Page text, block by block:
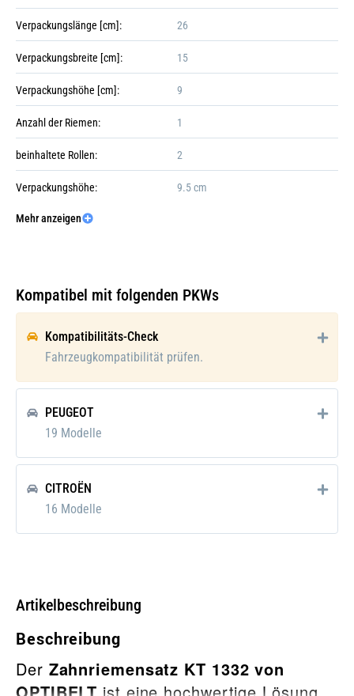
Verpackungslänge [cm]: 26
Verpackungsbreite [cm]: 15
Verpackungshöhe [cm]: 9
Anzahl der Riemen: 1
beinhaltete Rollen: 2
Verpackungshöhe: 9.5 cm
Verpackungslänge:
Mehr anzeigen
Kompatibel mit folgenden PKWs
Kompatibilitäts-Check
Fahrzeugkompatibilität prüfen.
PEUGEOT
19 Modelle
CITROËN
16 Modelle
Artikelbeschreibung
Beschreibung
Der Zahnriemensatz KT 1332 von